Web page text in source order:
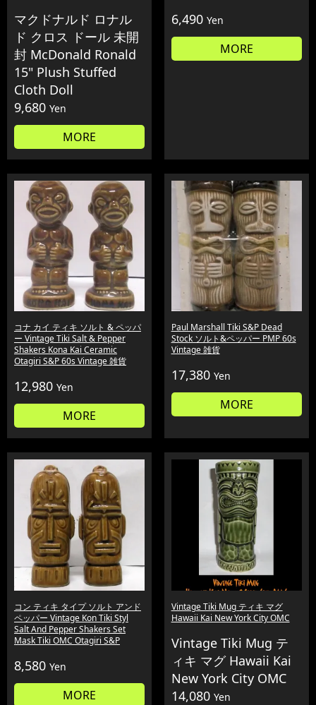
マクドナルド ロナル
ド クロス ドール 未開
封 McDonald Ronald
15" Plush Stuffed
Cloth Doll
9,680 Yen
MORE
6,490 Yen
MORE
コナ カイ ティキ ソルト & ペッパ
ー Vintage Tiki Salt & Pepper
Shakers Kona Kai Ceramic
Otagiri S&P 60s Vintage 雑貨
12,980 Yen
MORE
Paul Marshall Tiki S&P Dead
Stock ソルト&ペッパー PMP 60s
Vintage 雑貨
17,380 Yen
MORE
コン ティキ タイプ ソルト アンド
ペッパー Vintage Kon Tiki Styl
Salt And Pepper Shakers Set
Mask Tiki OMC Otagiri S&P
8,580 Yen
MORE
Vintage Tiki Mug ティキ マグ
Hawaii Kai New York City OMC
Vintage Tiki Mug テ
ィキ マグ Hawaii Kai
New York City OMC
14,080 Yen